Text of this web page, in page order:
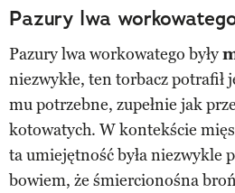
Pazury lwa
Pazury lwa workowatego były
niezwykłe, ten torbacz potrafił
mu potrzebne, zupełnie jak
kotowatych. W kontekście
ta umiejętność była niezwykle
bowiem, że śmiercionośna